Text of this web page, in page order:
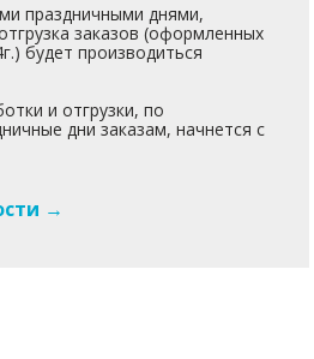
праздничными днями,
заказов (оформленных
будет производиться
и отгрузки, по
дни заказам, начнется с
→